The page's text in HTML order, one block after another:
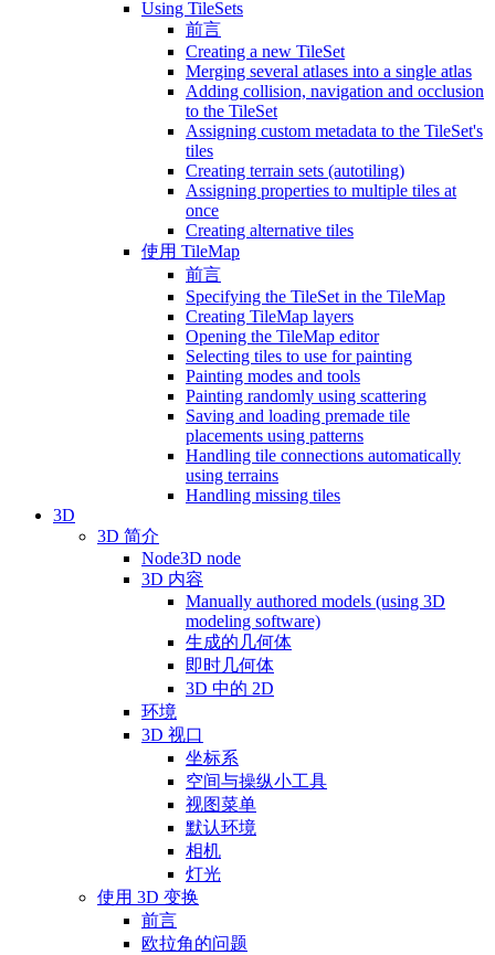
Using TileSets
前言
Creating a new TileSet
Merging several atlases into a single atlas
Adding collision, navigation and occlusion
to the TileSet
Assigning custom metadata to the TileSet's
tiles
Creating terrain sets (autotiling)
Assigning properties to multiple tiles at
once
Creating alternative tiles
使用 TileMap
前言
Specifying the TileSet in the TileMap
Creating TileMap layers
Opening the TileMap editor
Selecting tiles to use for painting
Painting modes and tools
Painting randomly using scattering
Saving and loading premade tile
placements using patterns
Handling tile connections automatically
using terrains
Handling missing tiles
3D
3D 简介
Node3D node
3D 内容
Manually authored models (using 3D
modeling software)
生成的几何体
即时几何体
3D 中的 2D
环境
3D 视口
坐标系
空间与操纵小工具
视图菜单
默认环境
相机
灯光
使用 3D 变换
前言
欧拉角的问题